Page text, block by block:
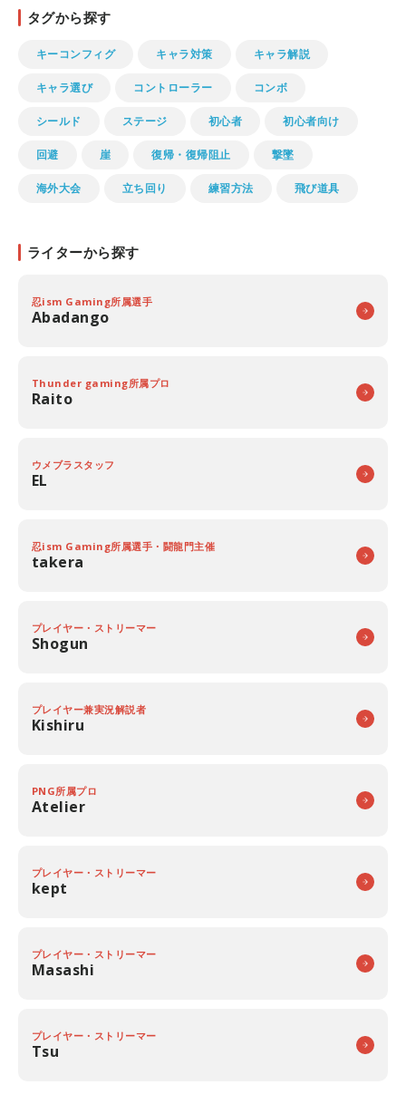
タグから探す
キーコンフィグ キャラ対策 キャラ解説
キャラ選び コントローラー コンボ
シールド ステージ 初心者 初心者向け
回避 崖 復帰・復帰阻止 撃墜
海外大会 立ち回り 練習方法 飛び道具
ライターから探す
忍ism Gaming所属選手
Abadango
Thunder gaming所属プロ
Raito
ウメブラスタッフ
EL
忍ism Gaming所属選手・闘龍門主催
takera
プレイヤー・ストリーマー
Shogun
プレイヤー兼実況解説者
Kishiru
PNG所属プロ
Atelier
プレイヤー・ストリーマー
kept
プレイヤー・ストリーマー
Masashi
プレイヤー・ストリーマー
Tsu